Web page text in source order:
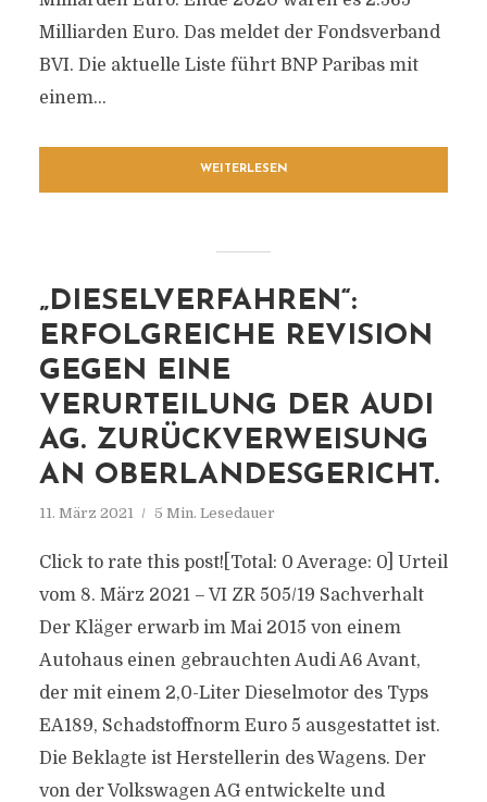
Milliarden Euro. Das meldet der Fondsverband
BVI. Die aktuelle Liste führt BNP Paribas mit
einem...
WEITERLESEN
„DIESELVERFAHREN“:
ERFOLGREICHE REVISION
GEGEN EINE
VERURTEILUNG DER AUDI
AG. ZURÜCKVERWEISUNG
AN OBERLANDESGERICHT.
11. März 2021 5 Min. Lesedauer
Click to rate this post![Total: 0 Average: 0] Urteil
vom 8. März 2021 – VI ZR 505/19 Sachverhalt
Der Kläger erwarb im Mai 2015 von einem
Autohaus einen gebrauchten Audi A6 Avant,
der mit einem 2,0-Liter Dieselmotor des Typs
EA189, Schadstoffnorm Euro 5 ausgestattet ist.
Die Beklagte ist Herstellerin des Wagens. Der
von der Volkswagen AG entwickelte und